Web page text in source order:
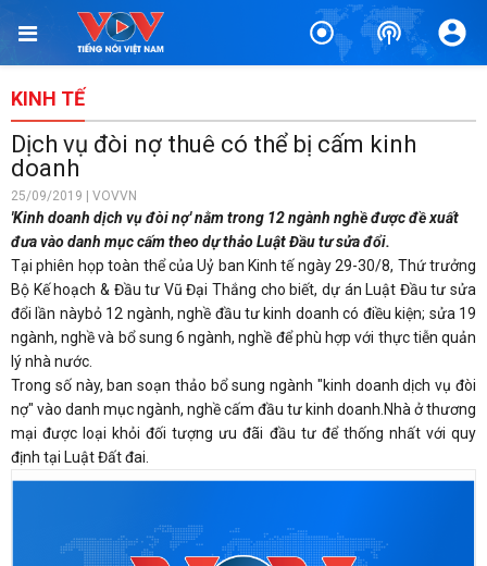
KINH TẾ
Dịch vụ đòi nợ thuê có thể bị cấm kinh
doanh
25/09/2019 | VOVVN
'Kinh doanh dịch vụ đòi nợ' nằm trong 12 ngành nghề được đề xuất
đưa vào danh mục cấm theo dự thảo Luật Đầu tư sửa đổi.
Tại phiên họp toàn thể của Uỷ ban Kinh tế ngày 29-30/8, Thứ trưởng
Bộ Kế hoạch & Đầu tư Vũ Đại Thắng cho biết, dự án Luật Đầu tư sửa
đổi lần nàybỏ 12 ngành, nghề đầu tư kinh doanh có điều kiện; sửa 19
ngành, nghề và bổ sung 6 ngành, nghề để phù hợp với thực tiễn quản
lý nhà nước.
Trong số này, ban soạn thảo bổ sung ngành "kinh doanh dịch vụ đòi
nợ" vào danh mục ngành, nghề cấm đầu tư kinh doanh.Nhà ở thương
mại được loại khỏi đối tượng ưu đãi đầu tư để thống nhất với quy
định tại Luật Đất đai.